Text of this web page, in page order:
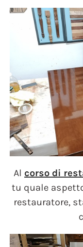
Al corso di
tu quale
restauratore,